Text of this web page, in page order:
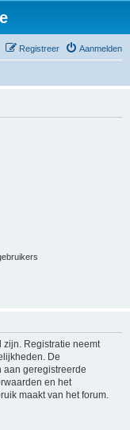
Aanmelden
Registreer
zijn. Registratie neemt
De
aan geregistreerde
en het
maakt van het forum.